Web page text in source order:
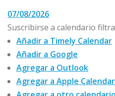
07/08/2026
Suscribirse a calendario
Añadir a Timely Calendar
Añadir a Google
Agregar a Outlook
Agregar a Apple Calendar